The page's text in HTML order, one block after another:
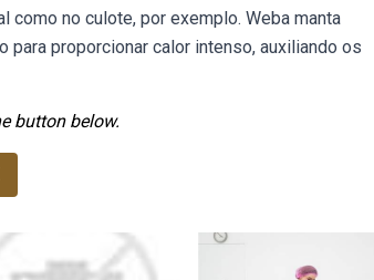
no culote, por exemplo. Weba manta
proporcionar calor intenso, auxiliando os
button below.